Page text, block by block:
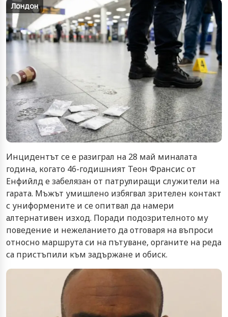
Лондон
Инцидентът се е разиграл на 28 май миналата
година, когато 46-годишният Теон Франсис от
Енфийлд е забелязан от патрулиращи служители на
гарата. Мъжът умишлено избягвал зрителен контакт
с униформените и се опитвал да намери
алтернативен изход. Поради подозрителното му
поведение и нежеланието да отговаря на въпроси
относно маршрута си на пътуване, органите на реда
са пристъпили към задържане и обиск.